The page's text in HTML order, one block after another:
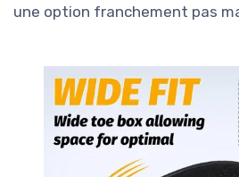
une option franchement pas